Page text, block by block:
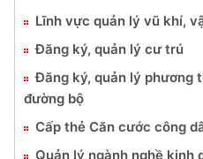
Lĩnh vực quản lý vũ khí,
Đăng ký, quản lý cư trú
Đăng ký, quản lý phương
đường bộ
Cấp thẻ Căn cước công
Quản lý ngành nghề kinh